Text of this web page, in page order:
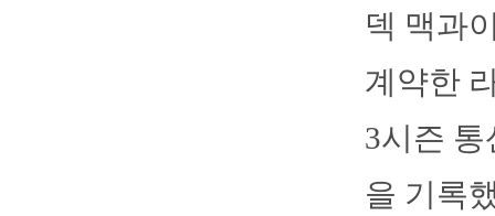
덱 맥과
계약한
3시즌 통
을 기록